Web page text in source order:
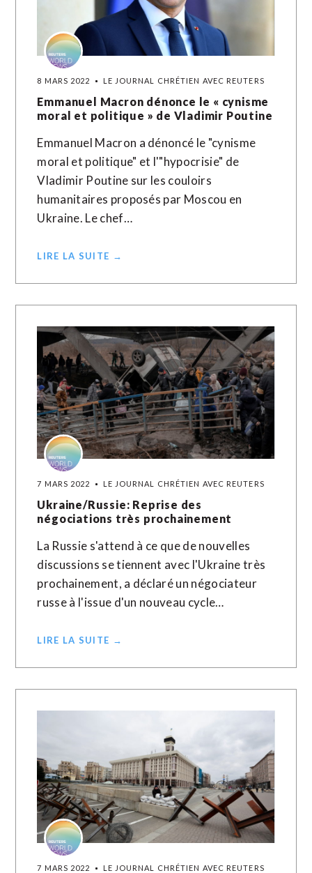
8 MARS 2022 LE JOURNAL CHRÉTIEN AVEC REUTERS
Emmanuel Macron dénonce le « cynisme
moral et politique » de Vladimir Poutine
Emmanuel Macron a dénoncé le "cynisme
moral et politique" et l'"hypocrisie" de
Vladimir Poutine sur les couloirs
humanitaires proposés par Moscou en
Ukraine. Le chef…
LIRE LA SUITE →
7 MARS 2022 LE JOURNAL CHRÉTIEN AVEC REUTERS
Ukraine/Russie: Reprise des
négociations très prochainement
La Russie s'attend à ce que de nouvelles
discussions se tiennent avec l'Ukraine très
prochainement, a déclaré un négociateur
russe à l'issue d'un nouveau cycle…
LIRE LA SUITE →
7 MARS 2022 LE JOURNAL CHRÉTIEN AVEC REUTERS